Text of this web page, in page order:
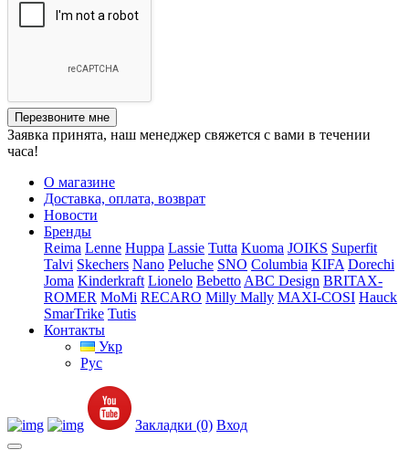
Перезвоните мне
Заявка принята, наш менеджер свяжется с вами в течении
часа!
О магазине
Доставка, оплата, возврат
Новости
Бренды
Reima Lenne Huppa Lassie Tutta Kuoma JOIKS Superfit
Talvi Skechers Nano Peluche SNO Columbia KIFA Dorechi
Joma Kinderkraft Lionelo Bebetto ABC Design BRITAX-
ROMER MoMi RECARO Milly Mally MAXI-COSI Hauck
SmarTrike Tutis
Контакты
Укр
Рус
Закладки (0) Вход